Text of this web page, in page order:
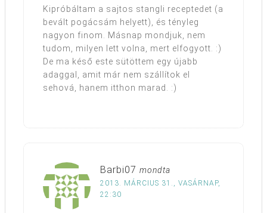
Kipróbáltam a sajtos stangli receptedet (a
bevált pogácsám helyett), és tényleg
nagyon finom. Másnap mondjuk, nem
tudom, milyen lett volna, mert elfogyott. :)
De ma késő este sütöttem egy újabb
adaggal, amit már nem szállítok el
sehová, hanem itthon marad. :)
Barbi07 mondta
2013. MÁRCIUS 31., VASÁRNAP,
22:30